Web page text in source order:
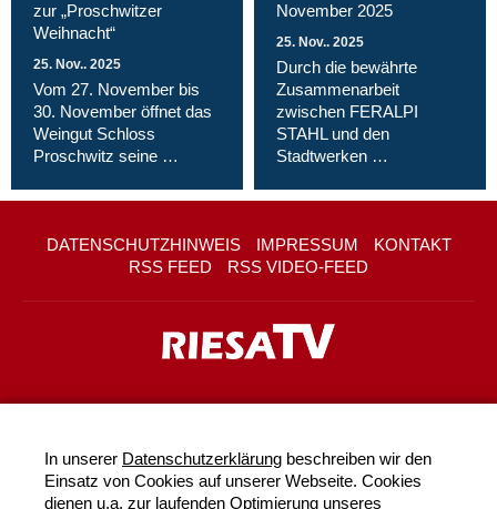
zur „Proschwitzer
Weihnacht“
25. Nov.. 2025
Vom 27. November bis
30. November öffnet das
Weingut Schloss
Proschwitz seine …
November 2025
25. Nov.. 2025
Durch die bewährte
Zusammenarbeit
zwischen FERALPI
STAHL und den
Stadtwerken …
DATENSCHUTZHINWEIS IMPRESSUM
KONTAKT
RSS FEED
RSS VIDEO-FEED
In unserer Datenschutzerklärung beschreiben wir den
Einsatz von Cookies auf unserer Webseite. Cookies
dienen u.a. zur laufenden Optimierung unseres